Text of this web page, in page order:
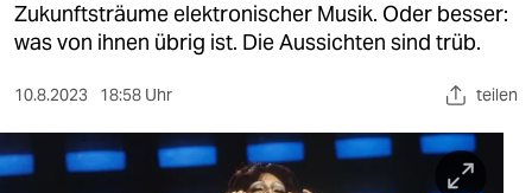
öko
sport
Zukunftsträume elektronischer Musik. Oder besser:
was von ihnen übrig ist. Die Aussichten sind trüb.
10.8.2023 18:58 Uhr teilen